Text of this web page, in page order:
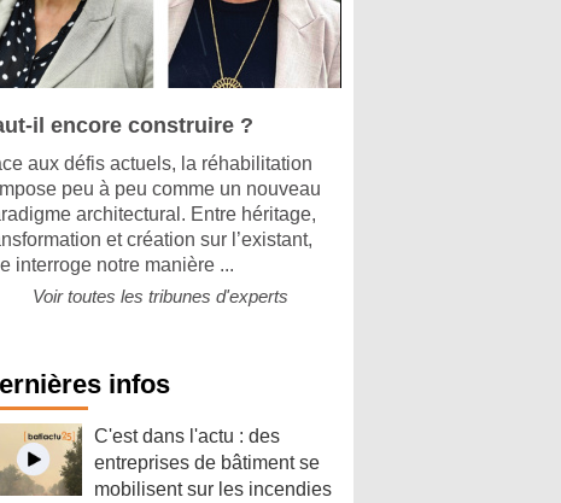
il encore construire ?
aux défis actuels, la réhabilitation
peu à peu comme un nouveau
architectural. Entre héritage,
et création sur l’existant,
interroge notre manière ...
Voir toutes les tribunes d'experts
infos
C'est dans l'actu : des
entreprises de bâtiment se
mobilisent sur les incendies